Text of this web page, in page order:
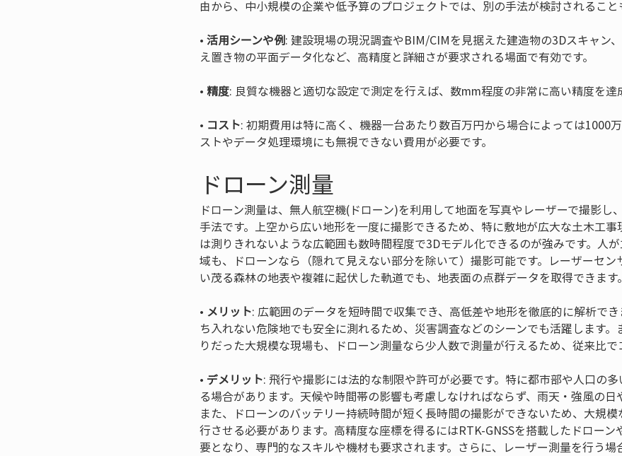
• 活用シーンや例: 建設現場の現況調査やBIM/CIMを見据えた建造物の3Dスキャン
• 精度
• コスト: 初期費用は特に高く、機器一台あたり数百万円から場合によっては1000
ストやデータ処理環境にも無視できない費用が必要です。
ドローン測量
ドローン測量は、無人航空機(ドローン)を利用して地面を写真やレーザーで撮影し
手法です。上空から広い地形を一度に撮影できるため、特に敷地が広大な土木工
は測りきれないような広範囲も数時間程度で3Dモデル化できるのが強みです。人
域も、ドローンなら（隠れて見えない部分を除いて）撮影可能です。レーザーセ
い茂る森林の地表や複雑に起伏した軌道でも、地表面の点群データを取得できます。
• メリット: 広範囲のデータを短時間で収集でき、高低差や地形を徹底的に解析で
ち入れない危険地でも安全に測れるため、災害調査などのシーンでも活躍します
• デメリット: 飛行や撮影には法的な制限や許可が必要です。特に都市部や人口の
る場合があります。天候や時間帯の影響も考慮しなければならず、雨天・強風の日
また、ドローンのバッテリー持続時間が短く長時間の撮影ができないため、大規
行させる必要があります。高精度な座標を得るにはRTK-GNSSを搭載したドロー
要となり、専門的なスキルや機材も要求されます。さらに、レーザー測量を行う場